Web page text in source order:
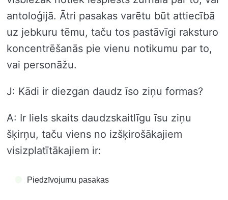
antoloģijā. Ātri pasakas varētu būt attiecībā
uz jebkuru tēmu, taču tos pastāvīgi raksturo
koncentrēšanās pie vienu notikumu par to,
vai personāžu.
J: Kādi ir diezgan daudz īso ziņu formas?
A: Ir liels skaits daudzskaitlīgu īsu ziņu
šķirņu, taču viens no izšķirošākajiem
visizplatītākajiem ir:
Piedzīvojumu pasakas